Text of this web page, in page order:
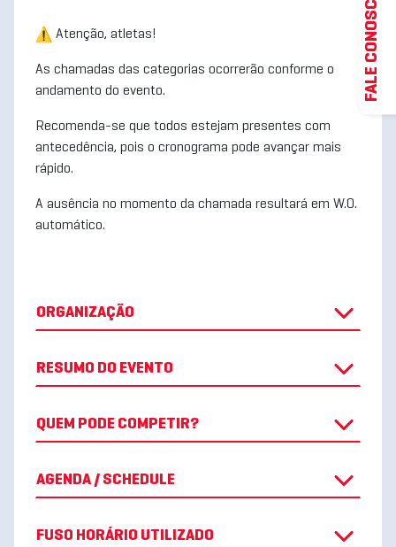
Atenção, atletas!
As chamadas das categorias ocorrerão conforme o
andamento do evento.
Recomenda-se que todos estejam presentes com
antecedência, pois o cronograma pode avançar mais
rápido.
A ausência no momento da chamada resultará em W.O.
automático.
ORGANIZAÇÃO
RESUMO DO EVENTO
QUEM PODE COMPETIR?
AGENDA / SCHEDULE
FUSO HORÁRIO UTILIZADO
FALE CONOSCO